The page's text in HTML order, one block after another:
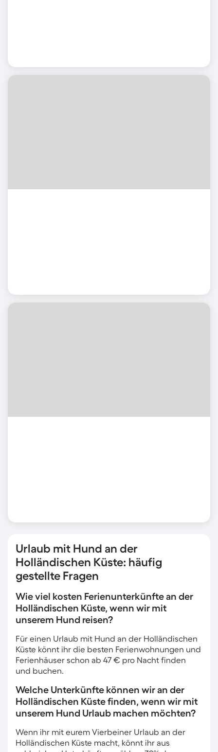
Urlaub mit Hund an der
Holländischen Küste: häufig
gestellte Fragen
Wie viel kosten Ferienunterkünfte an der
Holländischen Küste, wenn wir mit
unserem Hund reisen?
Für einen Urlaub mit Hund an der Holländischen
Küste könnt ihr die besten Ferienwohnungen und
Ferienhäuser schon ab 47 € pro Nacht finden
und buchen.
Welche Unterkünfte können wir an der
Holländischen Küste finden, wenn wir mit
unserem Hund Urlaub machen möchten?
Wenn ihr mit eurem Vierbeiner Urlaub an der
Holländischen Küste macht, könnt ihr aus